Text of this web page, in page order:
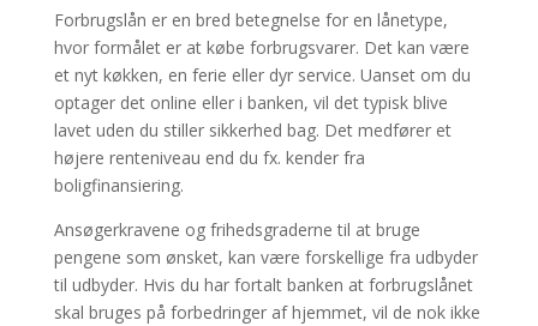
Forbrugslån er en bred betegnelse for en lånetype,
hvor formålet er at købe forbrugsvarer. Det kan være
et nyt køkken, en ferie eller dyr service. Uanset om du
optager det online eller i banken, vil det typisk blive
lavet uden du stiller sikkerhed bag. Det medfører et
højere renteniveau end du fx. kender fra
boligfinansiering.
Ansøgerkravene og frihedsgraderne til at bruge
pengene som ønsket, kan være forskellige fra udbyder
til udbyder. Hvis du har fortalt banken at forbrugslånet
skal bruges på forbedringer af hjemmet, vil de nok ikke